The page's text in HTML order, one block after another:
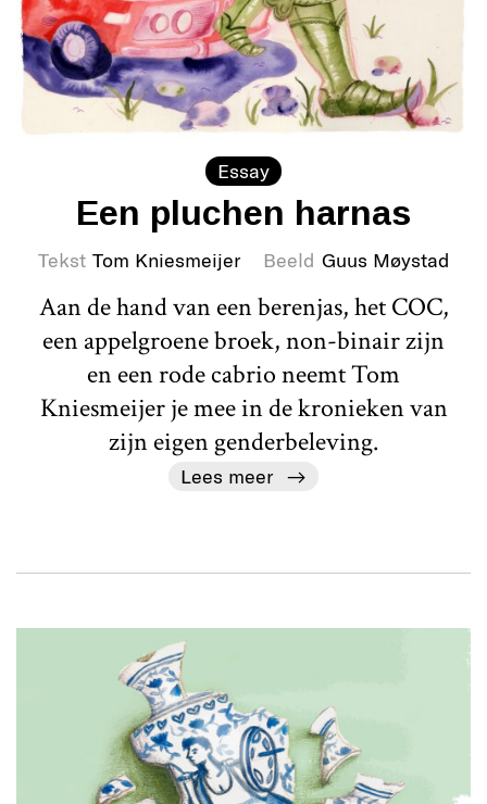
Essay
Een pluchen harnas
Tekst Tom Kniesmeijer Beeld Guus Møystad
Aan de hand van een berenjas, het COC,
een appelgroene broek, non-binair zijn
en een rode cabrio neemt Tom
Kniesmeijer je mee in de kronieken van
zijn eigen genderbeleving.
Lees meer